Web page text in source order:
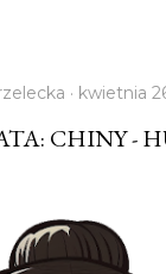
kwietnia
CHINY -